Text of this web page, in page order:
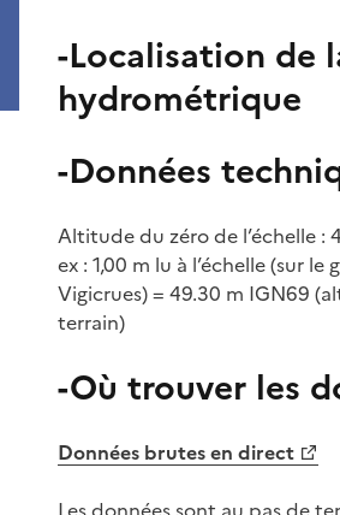
-Localisation de
hydrométrique
-Données
Altitude du zéro de l’échelle :
ex : 1,00 m lu à l’échelle (sur le
Vigicrues) = 49.30 m IGN69
terrain)
-Où trouver les
Données brutes en direct